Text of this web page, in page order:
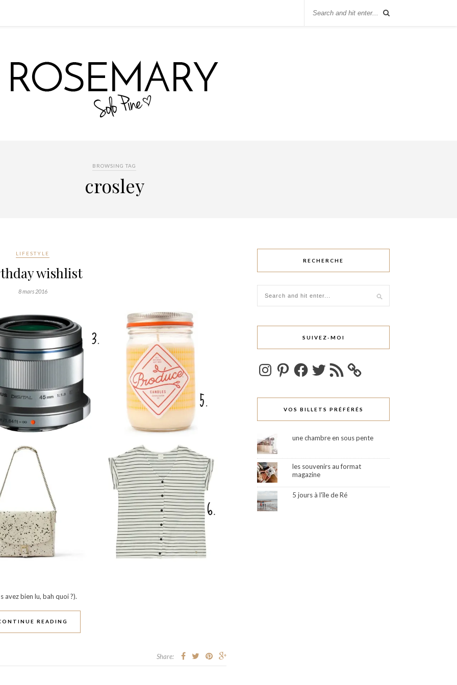
BROWSING TAG
crosley
LIFESTYLE
wishlist
8 mars 2016
avez bien lu, bah quoi ?).
READING
Share:
RECHERCHE
SUIVEZ-MOI
InstagramPinterestFacebookTwitterFlux
RSS
VOS BILLETS PRÉFÉRÉS
une chambre en sous pente
les souvenirs au format
magazine
5 jours à l'île de Ré